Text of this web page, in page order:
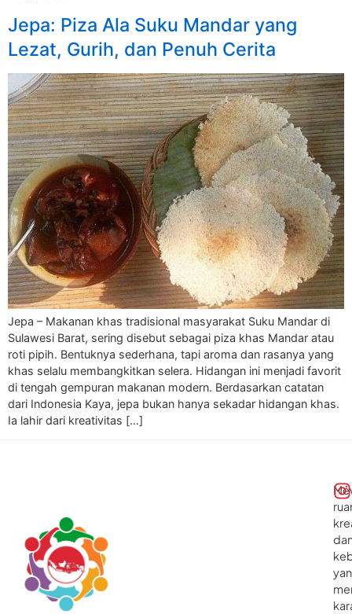
Jepa: Piza Ala Suku Mandar yang
Lezat, Gurih, dan Penuh Cerita
Jepa – Makanan khas tradisional masyarakat Suku Mandar di
Sulawesi Barat, sering disebut sebagai piza khas Mandar atau
roti pipih. Bentuknya sederhana, tapi aroma dan rasanya yang
khas selalu membangkitkan selera. Hidangan ini menjadi favorit
di tengah gempuran makanan modern. Berdasarkan catatan
dari Indonesia Kaya, jepa bukan hanya sekadar hidangan khas.
Ia lahir dari kreativitas […]